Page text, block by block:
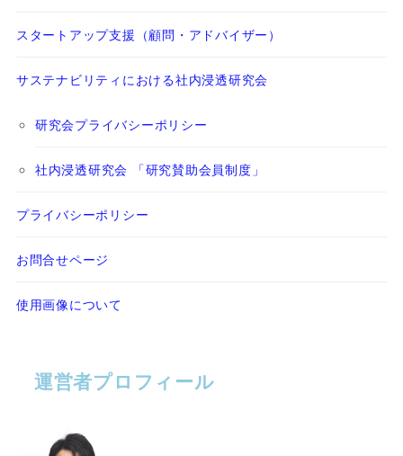
スタートアップ支援（顧問・アドバイザー）
サステナビリティにおける社内浸透研究会
研究会プライバシーポリシー
社内浸透研究会 「研究賛助会員制度」
プライバシーポリシー
お問合せページ
使用画像について
運営者プロフィール